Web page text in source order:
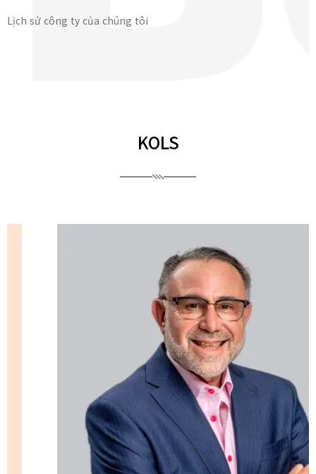
Lịch sử công ty của chúng tôi
KOLS